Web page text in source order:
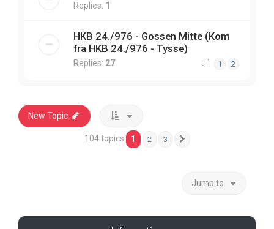
Replies: 1
HKB 24./976 - Gossen Mitte (Kom
fra HKB 24./976 - Tysse)
Replies: 27 1 2
New Topic
104 topics 1 2 3
Jump to